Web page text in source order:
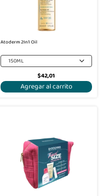
Atoderm 2In1 Oil
150ML
$42,01
Agregar al carrito